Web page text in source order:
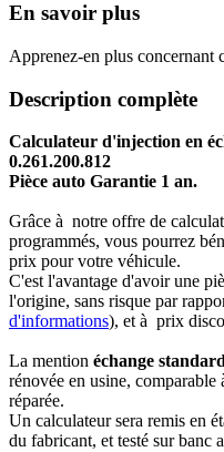
En savoir plus
Apprenez-en plus concernant
Description complète
Calculateur d'injection en
0.261.200.812
Pièce auto Garantie 1 an.
Grâce à notre offre de
programmés, vous pourrez
prix pour votre véhicule.
C'est l'avantage d'avoir une
l'origine, sans risque par
d'informations), et à prix
La mention échange standard
rénovée en usine,
réparée.
Un calculateur sera remis en
du fabricant, et testé sur banc